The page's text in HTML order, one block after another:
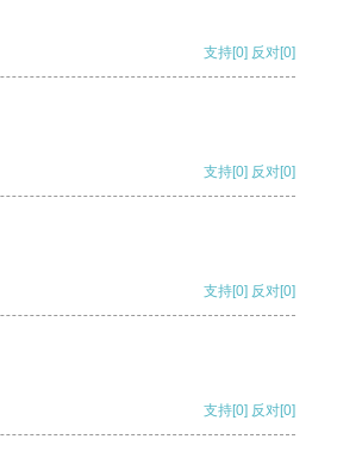
支持[0] 反对[0]
支持[0] 反对[0]
支持[0] 反对[0]
支持[0] 反对[0]